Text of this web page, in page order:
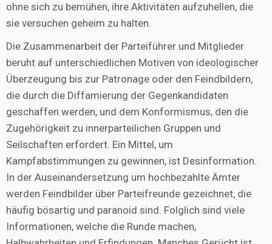
ohne sich zu bemühen, ihre Aktivitäten aufzuhellen, die
sie versuchen geheim zu halten.
Die Zusammenarbeit der Parteiführer und Mitglieder
beruht auf unterschiedlichen Motiven von ideologischer
Überzeugung bis zur Patronage oder den Feindbildern,
die durch die Diffamierung der Gegenkandidaten
geschaffen werden, und dem Konformismus, den die
Zugehörigkeit zu innerparteilichen Gruppen und
Seilschaften erfordert. Ein Mittel, um
Kampfabstimmungen zu gewinnen, ist Desinformation.
In der Auseinandersetzung um hochbezahlte Ämter
werden Feindbilder über Parteifreunde gezeichnet, die
häufig bösartig und paranoid sind. Folglich sind viele
Informationen, welche die Runde machen,